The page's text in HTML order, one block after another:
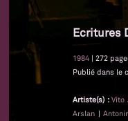
Ecritures
1984 | 272
Publié dans le
Artiste(s) :Vito
Arslan |